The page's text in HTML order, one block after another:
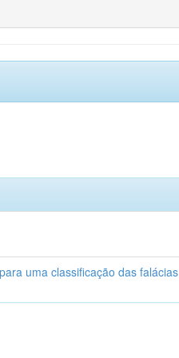
uma classificação das falácias